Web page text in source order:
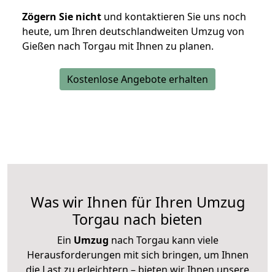
Zögern Sie nicht und kontaktieren Sie uns noch
heute, um Ihren deutschlandweiten Umzug von
Gießen nach Torgau mit Ihnen zu planen.
Kostenlose Angebote erhalten
Was wir Ihnen für Ihren Umzug
Torgau nach bieten
Ein Umzug nach Torgau kann viele
Herausforderungen mit sich bringen, um Ihnen